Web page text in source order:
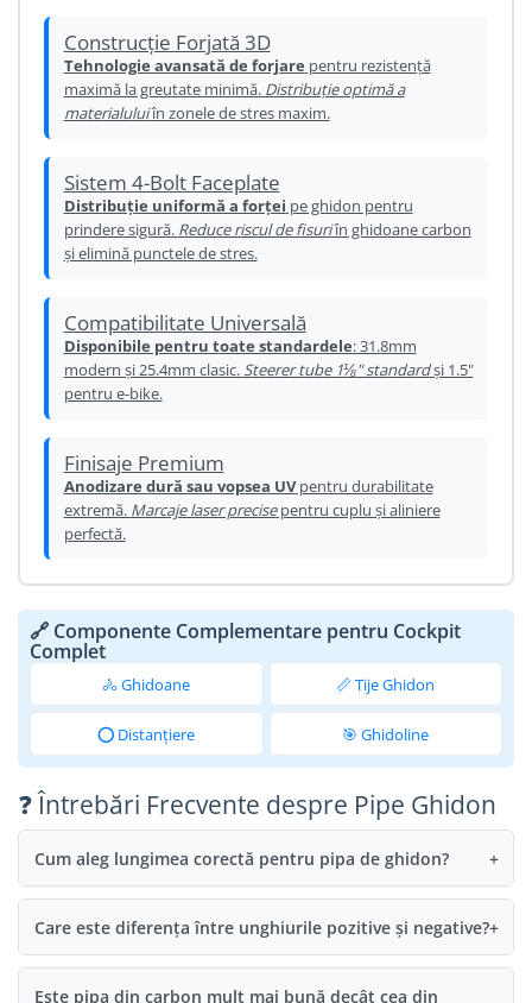
Cuvete
Monobloc
Construcție Forjată 3D
Tehnologie avansată de forjare pentru rezistență
maximă la greutate minimă. Distribuție optimă a
materialuluiîn zonele de stres maxim.
Sistem 4-Bolt Faceplate
Distribuție uniformă a forței pe ghidon pentru
prindere sigură. Reduce riscul de fisuriîn ghidoane carbon
și elimină punctele de stres.
Compatibilitate Universală
Disponibile pentru toate standardele: 31.8mm
modern și 25.4mm clasic. Steerer tube 1⅛" standardși 1.5"
pentru e-bike.
Finisaje Premium
Anodizare dură sau vopsea UVpentru durabilitate
extremă. Marcaje laser precisepentru cuplu și aliniere
perfectă.
🔗 Componente Complementare pentru Cockpit
Complet
🚴 Ghidoane 📏 Tije Ghidon
⭕ Distanțiere 🎯 Ghidoline
❓ Întrebări Frecvente despre Pipe Ghidon
Cum aleg lungimea corectă pentru pipa de ghidon? +
Care este diferența între unghiurile pozitive și negative?+
Este pipa din carbon mult mai bună decât cea din